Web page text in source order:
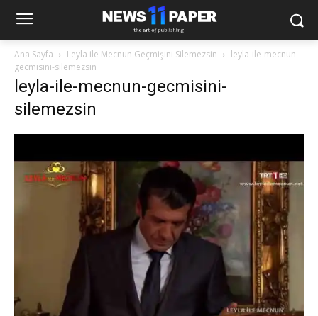
Ana Sayfa Leyla ile Mecnun Geçmişini Silemezsin
leyla-ile-mecnun-
gecmisini-silemezsin
leyla-ile-mecnun-gecmisini-
silemezsin